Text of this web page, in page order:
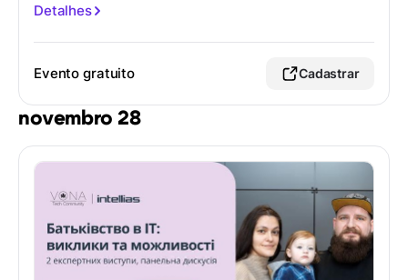
Detalhes
Evento gratuito Cadastrar
novembro 28